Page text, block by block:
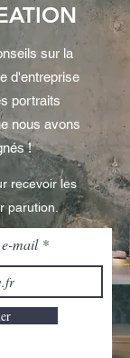
sur la
d'entreprise
portraits
nous avons
!
recevoir les
parution.
e-mail